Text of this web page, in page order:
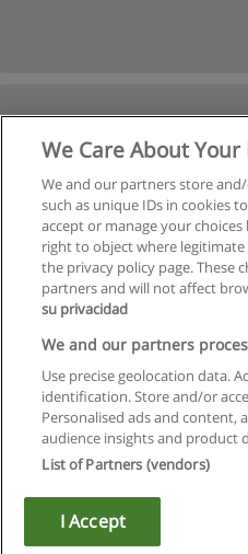
Polityka ochrony
Copyright © Educaedu
We Care About Your
We and our partners store
such as unique IDs in cookies
accept or manage your
right to object where
the privacy policy page. These
partners and will not affect
su privacidad
We and our partners
Use precise geolocation data.
identification. Store and/or
Personalised ads and content,
audience insights and product
List of Partners (vendors)
I Accept